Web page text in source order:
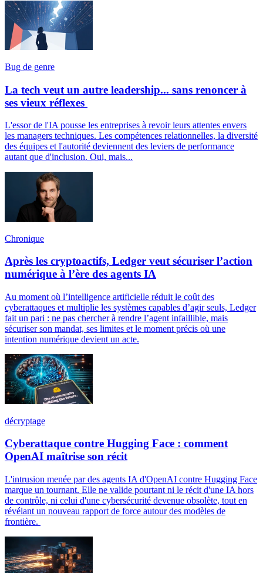
Bug de genre
La tech veut un autre leadership... sans renoncer à
ses vieux réflexes
L'essor de l'IA pousse les entreprises à revoir leurs attentes envers
les managers techniques. Les compétences relationnelles, la diversité
des équipes et l'autorité deviennent des leviers de performance
autant que d'inclusion. Oui, mais...
Chronique
Après les cryptoactifs, Ledger veut sécuriser l’action
numérique à l’ère des agents IA
Au moment où l’intelligence artificielle réduit le coût des
cyberattaques et multiplie les systèmes capables d’agir seuls, Ledger
fait un pari : ne pas chercher à rendre l’agent infaillible, mais
sécuriser son mandat, ses limites et le moment précis où une
intention numérique devient un acte.
décryptage
Cyberattaque contre Hugging Face : comment
OpenAI maîtrise son récit
L'intrusion menée par des agents IA d'OpenAI contre Hugging Face
marque un tournant. Elle ne valide pourtant ni le récit d'une IA hors
de contrôle, ni celui d'une cybersécurité devenue obsolète, tout en
révélant un nouveau rapport de force autour des modèles de
frontière.